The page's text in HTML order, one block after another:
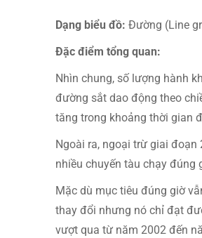
Dạng biểu đồ: Đường (Line
Đặc điểm tổng quan:
Nhìn chung, số lượng hành
đường sắt dao động theo
tăng trong khoảng thời gian
Ngoài ra, ngoại trừ giai đoạn
nhiều chuyến tàu chạy đúng
Mặc dù mục tiêu đúng giờ
thay đổi nhưng nó chỉ đạt
vượt qua từ năm 2002 đến